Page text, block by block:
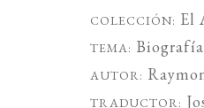
COLECCIÓN: El
TEMA:
AUTOR:
TRADUCTOR: